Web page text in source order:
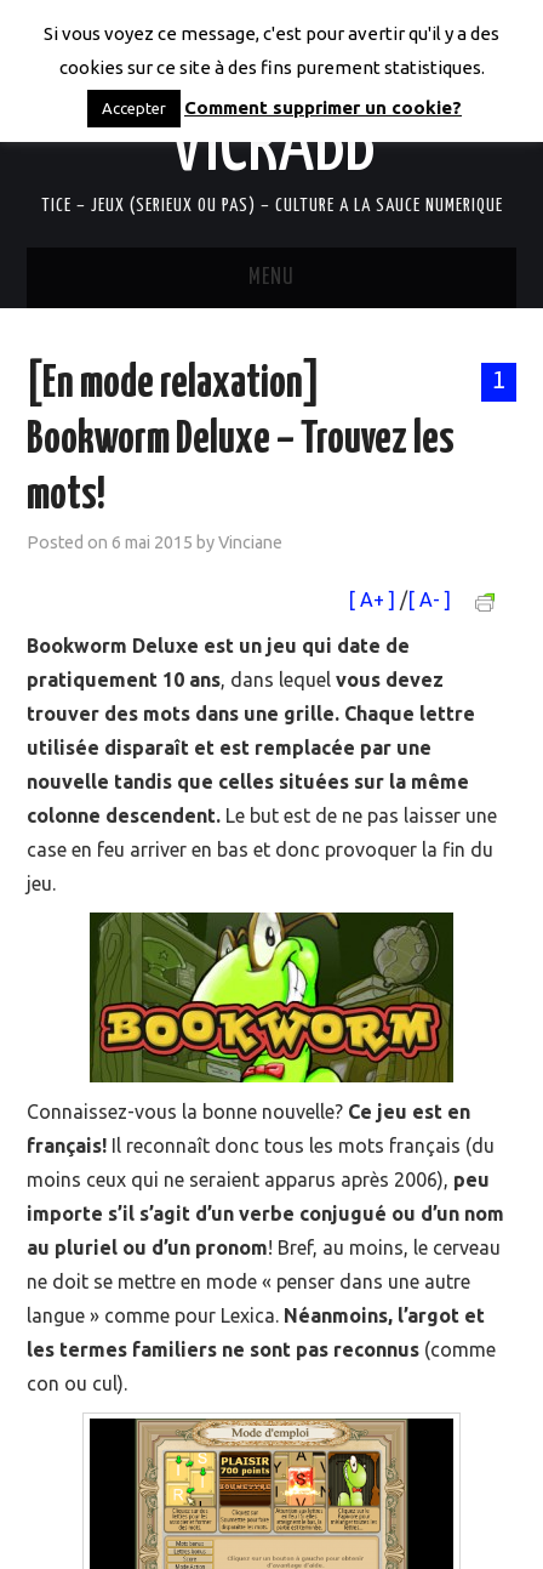
LES CODICES DE
VICRABB
TICE – JEUX (SERIEUX OU PAS) – CULTURE A LA SAUCE NUMERIQUE
MENU
QUI SUIS-JE?
EVÉNEMENTS
DANS LA PRESSE
1
[En mode relaxation]
Bookworm Deluxe – Trouvez les
mots!
Posted on6 mai 2015 byVinciane
[ A+ ] /[ A- ]
Bookworm Deluxe est un jeu qui date de
pratiquement 10 ans, dans lequelvous devez
trouver des mots dans une grille. Chaque lettre
utilisée disparaît et est remplacée par une
nouvelle tandis que celles situées sur la même
colonne descendent. Le but est de ne pas laisser une
case en feu arriver en bas et donc provoquer la fin du
jeu.
Connaissez-vous la bonne nouvelle? Ce jeu est en
français! Il reconnaît donc tous les mots français (du
moins ceux qui ne seraient apparus après 2006), peu
importe s’il s’agit d’un verbe conjugué ou d’un nom
au pluriel ou d’un pronom! Bref, au moins, le cerveau
ne doit se mettre en mode « penser dans une autre
langue » comme pour Lexica. Néanmoins, l’argot et
les termes familiers ne sont pas reconnus (comme
con ou cul).
Si vous voyez ce message, c'est pour avertir qu'il y a des
cookies sur ce site à des fins purement statistiques.
Accepter Comment supprimer un cookie?